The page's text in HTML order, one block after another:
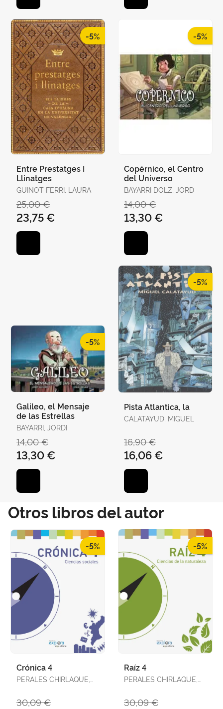
-5%
Entre Prestatges I
Llinatges
GUINOT FERRI, LAURA
25,00 €
23,75 €
-5%
Copérnico, el Centro
del Universo
BAYARRI DOLZ, JORD
14,00 €
13,30 €
-5%
Galileo, el Mensaje
de las Estrellas
BAYARRI, JORDI
14,00 €
13,30 €
-5%
Pista Atlantica, la
CALATAYUD, MIGUEL
16,90 €
16,06 €
Otros libros del autor
-5%
Crónica 4
PERALES CHIRLAQUE,
30,09 €
-5%
Raíz 4
PERALES CHIRLAQUE,
30,09 €